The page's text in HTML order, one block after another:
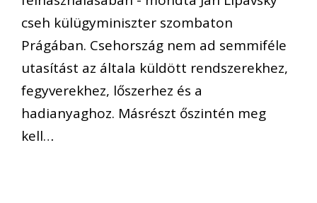
cseh külügyminiszter szombaton
Prágában. Csehország nem ad semmiféle
utasítást az általa küldött rendszerekhez,
fegyverekhez, lőszerhez és a
hadianyaghoz. Másrészt őszintén meg
kell…